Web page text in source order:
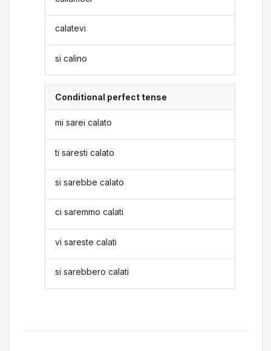
calatevi
si calino
Conditional perfect tense
mi sarei calato
ti saresti calato
si sarebbe calato
ci saremmo calati
vi sareste calati
si sarebbero calati